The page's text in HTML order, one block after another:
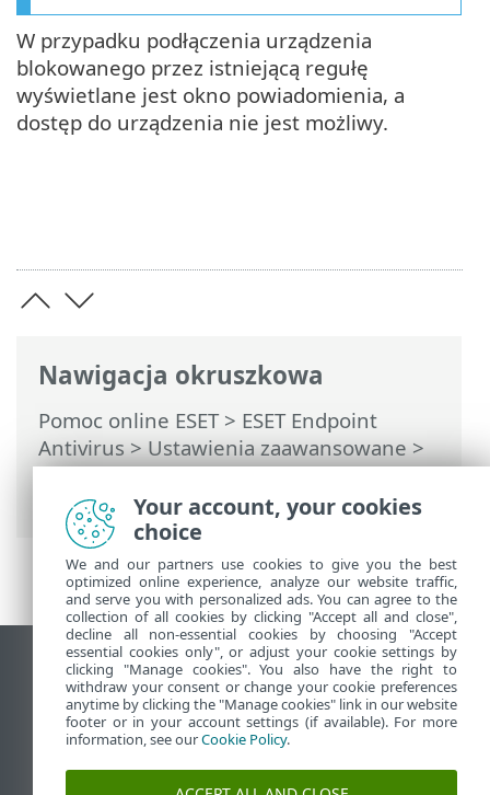
Nawigacja okruszkowa
Pomoc online ESET> ESET Endpoint
Antivirus>Ustawienia zaawansowane>
Zabezpieczenia> Kontrola dostępu do
urządzeń
W przypadku podłączenia urządzenia
blokowanego przez istniejącą regułę
wyświetlane jest okno powiadomienia, a
dostęp do urządzenia nie jest możliwy.
Wyświetl witrynę internetową dla
komputerów
End of Life
Baza wiedzy ESET
Forum ESET
Your account, your cookies
choice
We and our partners use cookies to give you the best
optimized online experience, analyze our website traffic,
and serve you with personalized ads. You can agree to the
collection of all cookies by clicking "Accept all and close",
decline all non-essential cookies by choosing "Accept
essential cookies only", or adjust your cookie settings by
clicking "Manage cookies". You also have the right to
withdraw your consent or change your cookie preferences
anytime by clicking the "Manage cookies" link in our website
footer or in your account settings (if available). For more
information, see ourCookie Policy.